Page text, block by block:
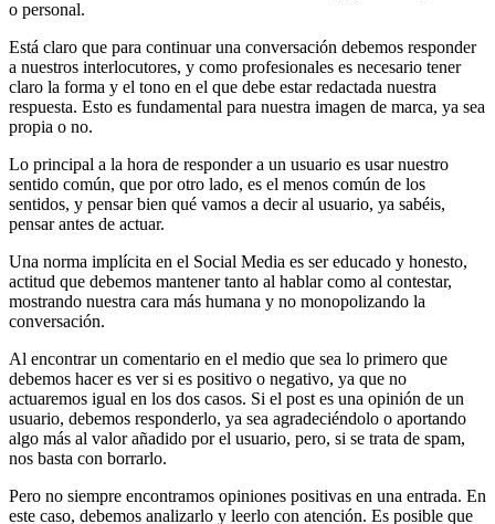
o personal.
Está claro que para continuar una conversación debemos responder
a nuestros interlocutores, y como profesionales es necesario tener
claro la forma y el tono en el que debe estar redactada nuestra
respuesta. Esto es fundamental para nuestra imagen de marca, ya sea
propia o no.
Lo principal a la hora de responder a un usuario es usar nuestro
sentido común, que por otro lado, es el menos común de los
sentidos, y pensar bien qué vamos a decir al usuario, ya sabéis,
pensar antes de actuar.
Una norma implícita en el Social Media es ser educado y honesto,
actitud que debemos mantener tanto al hablar como al contestar,
mostrando nuestra cara más humana y no monopolizando la
conversación.
Al encontrar un comentario en el medio que sea lo primero que
debemos hacer es ver si es positivo o negativo, ya que no
actuaremos igual en los dos casos. Si el post es una opinión de un
usuario, debemos responderlo, ya sea agradeciéndolo o aportando
algo más al valor añadido por el usuario, pero, si se trata de spam,
nos basta con borrarlo.
Pero no siempre encontramos opiniones positivas en una entrada. En
este caso, debemos analizarlo y leerlo con atención. Es posible que